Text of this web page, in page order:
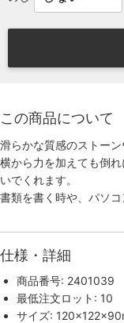
この商品について
滑らかな質感のストー
横から力を加えても倒
いでくれます。
書類を書く時や、パソコ
仕様・詳細
商品番号: 2401039
最低注文ロット: 10
サイズ: